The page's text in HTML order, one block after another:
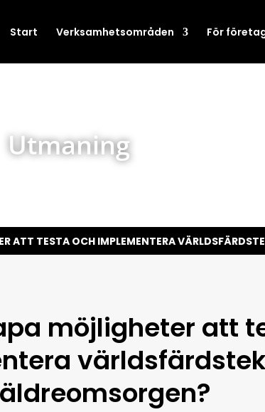
Start Verksamhetsområden För
Utmaning
ATT TESTA OCH IMPLEMENTERA
möjligheter att